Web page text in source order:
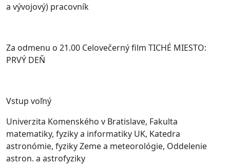
a vývojový) pracovník
Za odmenu o 21.00 Celovečerný film TICHÉ MIESTO:
PRVÝ DEŇ
Vstup voľný
Univerzita Komenského v Bratislave, Fakulta
matematiky, fyziky a informatiky UK, Katedra
astronómie, fyziky Zeme a meteorológie, Oddelenie
astron. a astrofyziky